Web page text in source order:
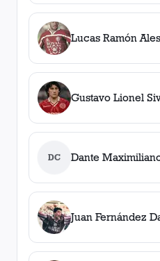
Lucas Ramón
Gustavo Lionel
DC Dante
Juan Fernández